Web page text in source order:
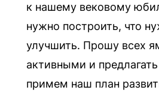
к нашему вековому
нужно построить, что
улучшить. Прошу всех
активными и
примем наш план